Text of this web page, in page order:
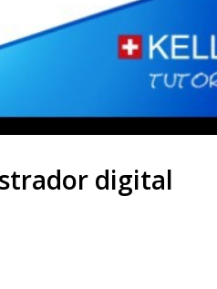
digital